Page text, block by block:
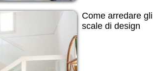
Come arredare
scale di design